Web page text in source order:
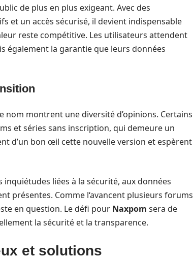
de plus en plus exigeant. Avec des
et un accès sécurisé, il devient indispensable
reste compétitive. Les utilisateurs attendent
également la garantie que leurs données
montrent une diversité d’opinions. Certains
et séries sans inscription, qui demeure un
d’un bon œil cette nouvelle version et espèrent
inquiétudes liées à la sécurité, aux données
présentes. Comme l‘avancent plusieurs forums
en question. Le défi pour Naxpom sera de
la sécurité et la transparence.
et solutions